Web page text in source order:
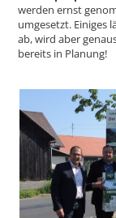
werden ernst
umgesetzt. Einiges
ab, wird aber
bereits in Planung!